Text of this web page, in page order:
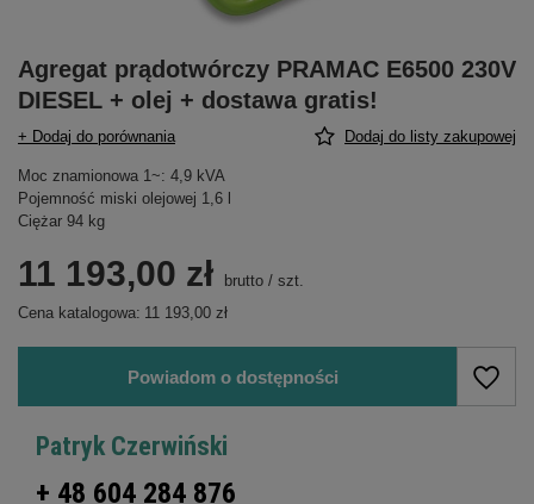
Agregat prądotwórczy PRAMAC E6500 230V
DIESEL + olej + dostawa gratis!
+ Dodaj do porównania Dodaj do listy zakupowej
Moc znamionowa 1~: 4,9 kVA
Pojemność miski olejowej 1,6 l
Ciężar 94 kg
11 193,00 zł brutto / szt.
Cena katalogowa: 11 193,00 zł
Powiadom o dostępności
Patryk Czerwiński
+ 48 604 284 876